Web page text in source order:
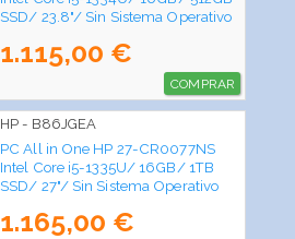
SSD/ 23.8"/ Sin Sistema Operativo
1.115,00 €
COMPRAR
HP - B86JGEA
PC All in One HP 27-CR0077NS
Intel Core i5-1335U/ 16GB/ 1TB
SSD/ 27"/ Sin Sistema Operativo
1.165,00 €